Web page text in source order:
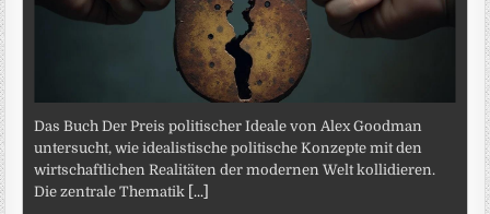
Das Buch Der Preis politischer Ideale von Alex Goodman
untersucht, wie idealistische politische Konzepte mit den
wirtschaftlichen Realitäten der modernen Welt kollidieren.
Die zentrale Thematik [...]